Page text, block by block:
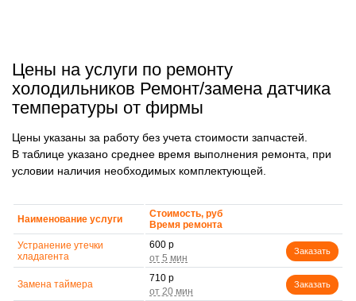
Цены на услуги по ремонту
холодильников Ремонт/замена датчика
температуры от фирмы
Цены указаны за работу без учета стоимости запчастей.
В таблице указано среднее время выполнения ремонта, при
условии наличия необходимых комплектующей.
Наименование услуги
Стоимость, руб
Время ремонта
Устранение утечки
хладагента
600 р
Заказать
Замена таймера
710 р
Заказать